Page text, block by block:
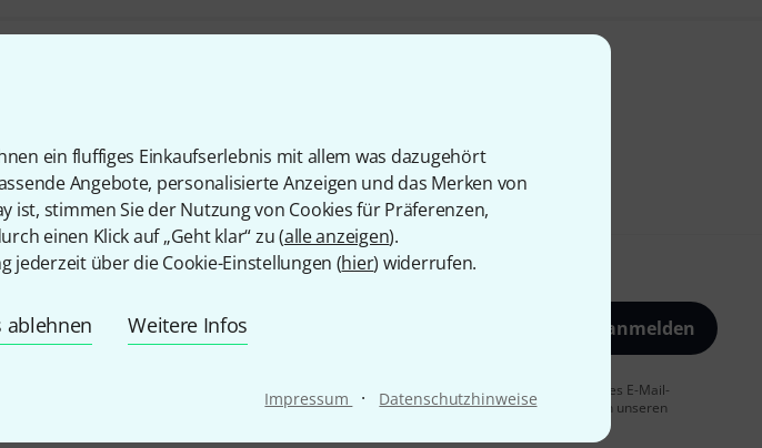
ein fluffiges Einkaufserlebnis mit allem was dazugehört
Angebote, personalisierte Anzeigen und das Merken von
ist, stimmen Sie der Nutzung von Cookies für Präferenzen,
einen Klick auf „Geht klar“ zu (alle anzeigen).
jederzeit über die Cookie-Einstellungen (hier) widerrufen.
ablehnen Weitere Infos
Impressum · Datenschutzhinweise
Hilfe & Feedback
E-Mail-Adresse* Jetzt anmelden
Mit Klick auf „Jetzt anmelden“ stimmen Sie dem Erhalt von E-Mail-Werbung und einer Messung des E-Mail-
Nutzungsverhaltens zu. Die Abmeldung ist jederzeit möglich. Weitere Informationen finden Sie in unseren